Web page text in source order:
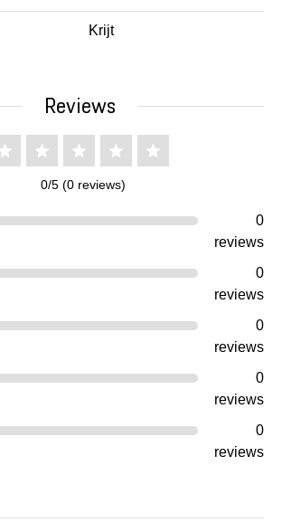
Krijt
Reviews
0/5 (0 reviews)
0
reviews
0
reviews
0
reviews
0
reviews
0
reviews